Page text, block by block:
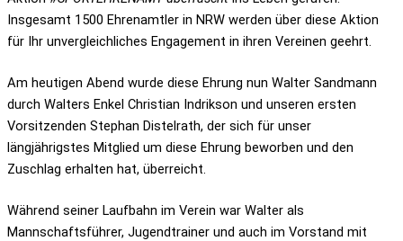
Insgesamt 1500 Ehrenamtler in NRW werden über diese Aktion
für Ihr unvergleichliches Engagement in ihren Vereinen geehrt.
Am heutigen Abend wurde diese Ehrung nun Walter Sandmann
durch Walters Enkel Christian Indrikson und unseren ersten
Vorsitzenden Stephan Distelrath, der sich für unser
längjährigstes Mitglied um diese Ehrung beworben und den
Zuschlag erhalten hat, überreicht.
Während seiner Laufbahn im Verein war Walter als
Mannschaftsführer, Jugendtrainer und auch im Vorstand mit